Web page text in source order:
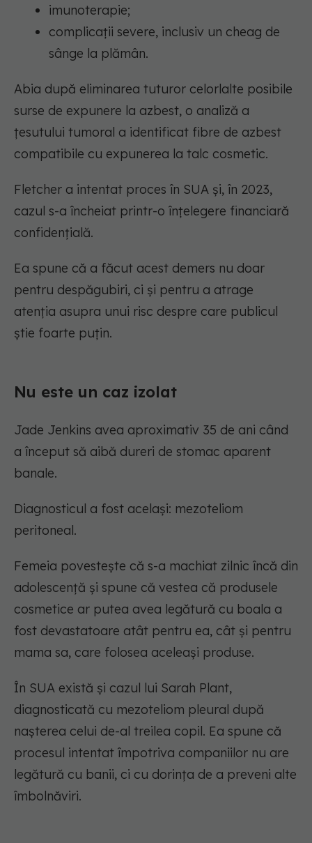
imunoterapie;
complicații severe, inclusiv un cheag de
sânge la plămân.
Abia după eliminarea tuturor celorlalte posibile
surse de expunere la azbest, o analiză a
țesutului tumoral a identificat fibre de azbest
compatibile cu expunerea la talc cosmetic.
Fletcher a intentat proces în SUA și, în 2023,
cazul s-a încheiat printr-o înțelegere financiară
confidențială.
Ea spune că a făcut acest demers nu doar
pentru despăgubiri, ci și pentru a atrage
atenția asupra unui risc despre care publicul
știe foarte puțin.
Nu este un caz izolat
Jade Jenkins avea aproximativ 35 de ani când
a început să aibă dureri de stomac aparent
banale.
Diagnosticul a fost același: mezoteliom
peritoneal.
Femeia povestește că s-a machiat zilnic încă din
adolescență și spune că vestea că produsele
cosmetice ar putea avea legătură cu boala a
fost devastatoare atât pentru ea, cât și pentru
mama sa, care folosea aceleași produse.
În SUA există și cazul lui Sarah Plant,
diagnosticată cu mezoteliom pleural după
nașterea celui de-al treilea copil. Ea spune că
procesul intentat împotriva companiilor nu are
legătură cu banii, ci cu dorința de a preveni alte
îmbolnăviri.